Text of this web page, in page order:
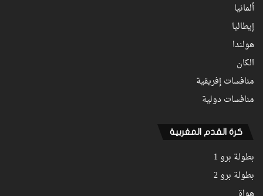
ألمانيا
إيطاليا
هولندا
الكان
منافسات إفريقية
منافسات دولية
كرة القدم المغربية
بطولة برو 1
بطولة برو 2